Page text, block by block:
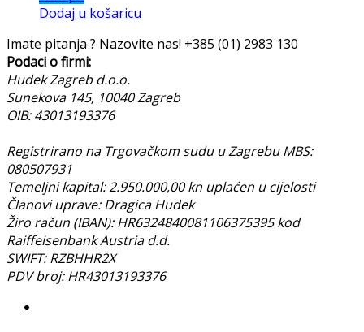
Dodaj u košaricu
Imate pitanja ? Nazovite nas! +385 (01) 2983 130
Podaci o firmi:
Hudek Zagreb d.o.o.
Sunekova 145, 10040 Zagreb
OIB: 43013193376
Registrirano na Trgovačkom sudu u Zagrebu MBS:
080507931
Temeljni kapital: 2.950.000,00 kn uplaćen u cijelosti
Članovi uprave: Dragica Hudek
Žiro račun (IBAN): HR6324840081106375395 kod
Raiffeisenbank Austria d.d.
SWIFT: RZBHHR2X
PDV broj: HR43013193376